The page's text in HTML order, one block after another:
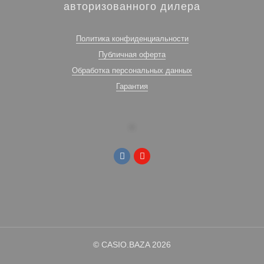
авторизованного дилера
Политика конфиденциальности
Публичная оферта
Обработка персональных данных
Гарантия
© CASIO.BAZA 2026